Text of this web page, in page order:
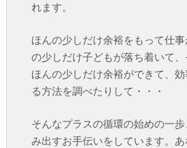
れます。
ほんの少しだけ余裕をもって仕
の少しだけ子どもが落ち着いて、
ほんの少しだけ余裕ができて、
る方法を調べたりして・・・
そんなプラスの循環の始めの一
み出すお手伝いをしています。